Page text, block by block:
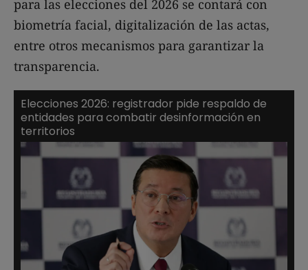
para las elecciones del 2026 se contará con
biometría facial, digitalización de las actas,
entre otros mecanismos para garantizar la
transparencia.
Elecciones 2026: registrador pide respaldo de
entidades para combatir desinformación en
territorios